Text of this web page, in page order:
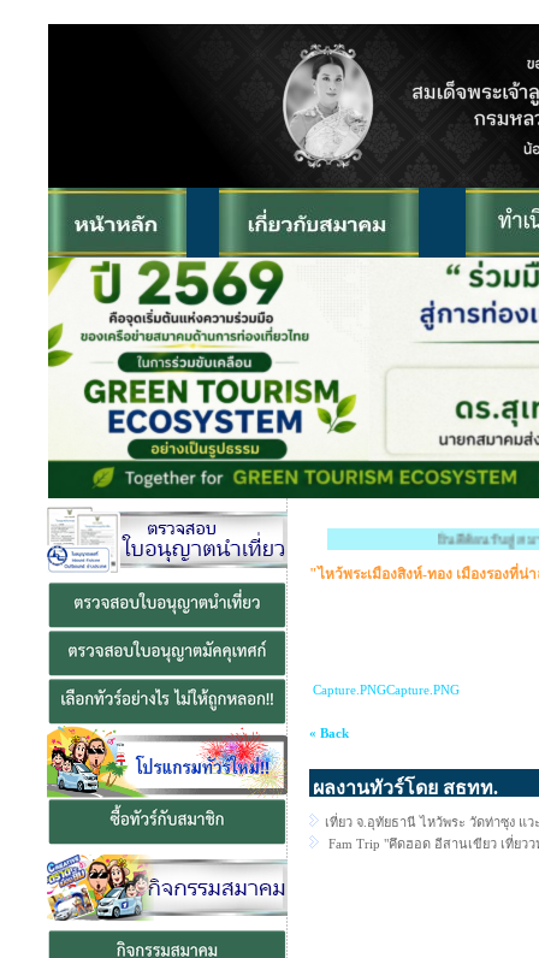
ยินดีต้อนรับสู่ สมาคมส่
"ไหว้พระเมืองสิงห์-ทอง เมืองรองที่น่
Capture.PNGCapture.PNG
« Back
ผลงานทัวร์โดย สธทท.
เที่ยว จ.อุทัยธานี ไหว้พระ วัดท่าซุง แ
Fam Trip "คึดฮอด อีสานเขียว เที่ยว